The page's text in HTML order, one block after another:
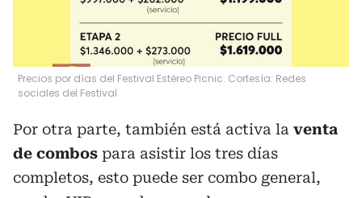
Precios por días del Festival Estéreo Picnic. Cortesía: Redes
sociales del Festival
Por otra parte, también está activa la venta
de combos para asistir los tres días
completos, esto puede ser combo general,